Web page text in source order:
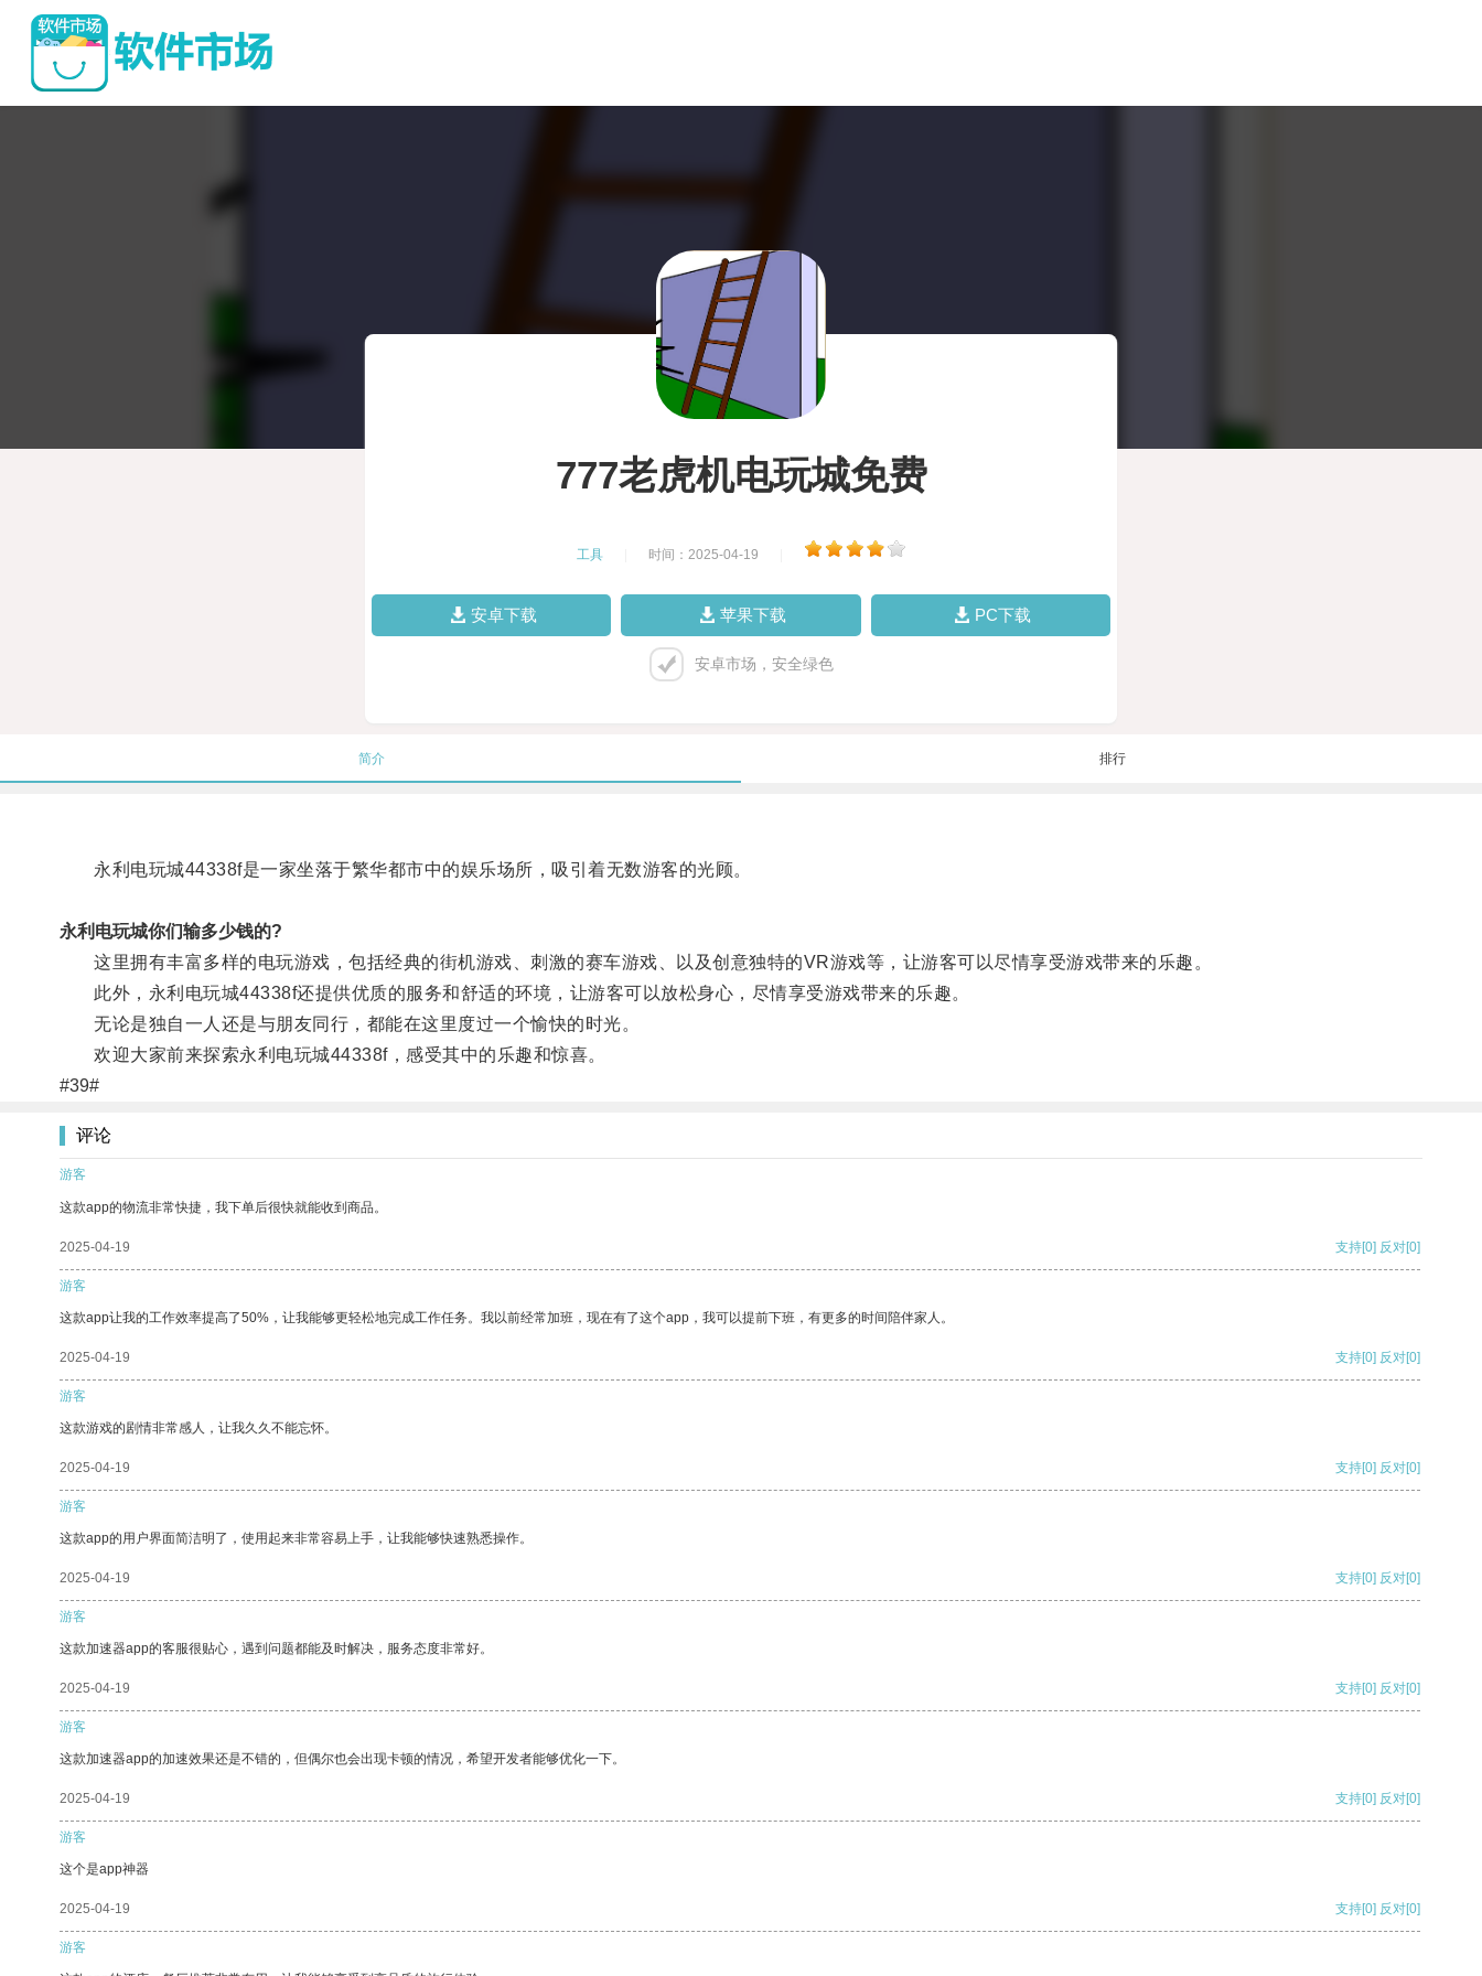
777老虎机电玩城免费
工具 时间：2025-04-19
安卓下载 苹果下载 PC下载
安卓市场，安全绿色
简介 排行
永利电玩城44338f是一家坐落于繁华都市中的娱乐场所，吸引着无数游客的光顾。
永利电玩城你们输多少钱的?
这里拥有丰富多样的电玩游戏，包括经典的街机游戏、刺激的赛车游戏、以及创意独特的VR游戏等，让游客可以尽情享受游戏带来的乐趣。
此外，永利电玩城44338f还提供优质的服务和舒适的环境，让游客可以放松身心，尽情享受游戏带来的乐趣。
无论是独自一人还是与朋友同行，都能在这里度过一个愉快的时光。
欢迎大家前来探索永利电玩城44338f，感受其中的乐趣和惊喜。
#39#
评论
游客
这款app的物流非常快捷，我下单后很快就能收到商品。
2025-04-19 支持[0] 反对[0]
游客
这款app让我的工作效率提高了50%，让我能够更轻松地完成工作任务。我以前经常加班，现在有了这个app，我可以提前下班，有更多的时间陪伴家人。
2025-04-19 支持[0] 反对[0]
游客
这款游戏的剧情非常感人，让我久久不能忘怀。
2025-04-19 支持[0] 反对[0]
游客
这款app的用户界面简洁明了，使用起来非常容易上手，让我能够快速熟悉操作。
2025-04-19 支持[0] 反对[0]
游客
这款加速器app的客服很贴心，遇到问题都能及时解决，服务态度非常好。
2025-04-19 支持[0] 反对[0]
游客
这款加速器app的加速效果还是不错的，但偶尔也会出现卡顿的情况，希望开发者能够优化一下。
2025-04-19 支持[0] 反对[0]
游客
这个是app神器
2025-04-19 支持[0] 反对[0]
游客